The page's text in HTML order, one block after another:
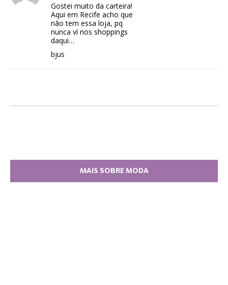
Gostei muito da carteira!
Aqui em Recife acho que
não tem essa loja, pq
nunca ví nos shoppings
daqui…
bjus
MAIS SOBRE MODA